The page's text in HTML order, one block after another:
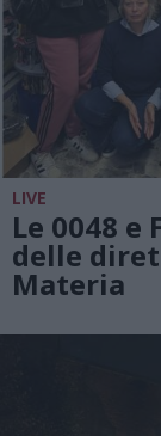
LIVE
Le 0048 e
delle
Materia